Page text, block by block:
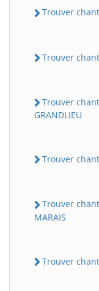
Trouver
Trouver
Trouver
GRANDLIEU
Trouver
Trouver
MARAIS
Trouver